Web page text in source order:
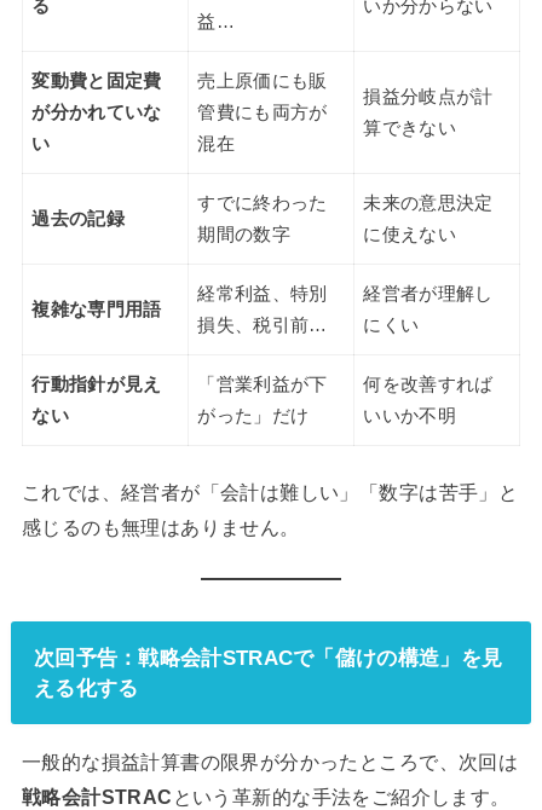
る
益…
いか分からない
変動費と固定費
が分かれていな
い
売上原価にも販
管費にも両方が
混在
損益分岐点が計
算できない
過去の記録
すでに終わった
期間の数字
未来の意思決定
に使えない
複雑な専門用語
経常利益、特別
損失、税引前…
経営者が理解し
にくい
行動指針が見え
ない
「営業利益が下
がった」だけ
何を改善すれば
いいか不明
これでは、経営者が「会計は難しい」「数字は苦手」と
感じるのも無理はありません。
次回予告：戦略会計STRACで「儲けの構造」を見
える化する
一般的な損益計算書の限界が分かったところで、次回は
戦略会計STRAC という革新的な手法をご紹介します。